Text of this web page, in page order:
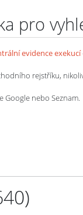
pro
evidence exekucí
rejstříku,
Google nebo Seznam.
)